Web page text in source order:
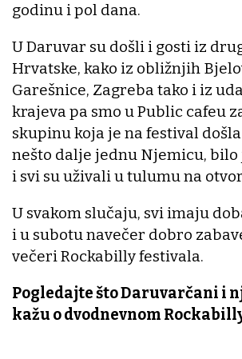
godinu i pol dana.
U Daruvar su došli i gosti iz
Hrvatske, kako iz obližnjih
Garešnice, Zagreba tako i iz
krajeva pa smo u Public cafeu
skupinu koja je na festival
nešto dalje jednu Njemicu, bilo
i svi su uživali u tulumu na
U svakom slučaju, svi imaju
i u subotu navečer dobro
večeri Rockabilly festivala.
Pogledajte što Daruvarčani i
kažu o dvodnevnom